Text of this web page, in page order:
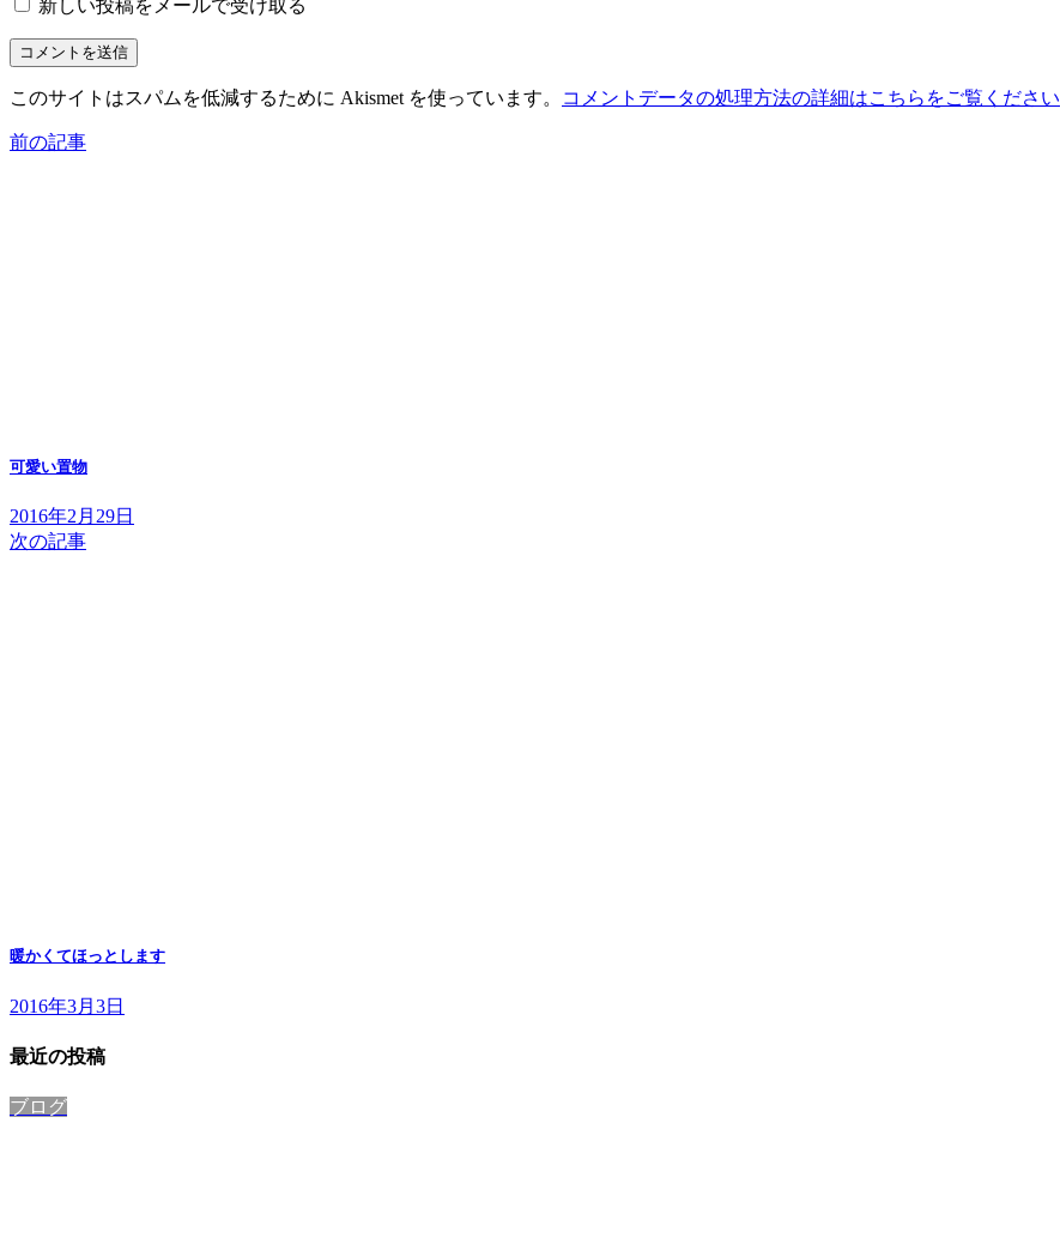
新しい投稿をメールで受け取る
このサイトはスパムを低減するために Akismet を使っています。 コメントデータの処理方法の詳細はこちらをご覧ください
前の記事
可愛い置物
2016年2月29日
次の記事
暖かくてほっとします
2016年3月3日
最近の投稿
ブログ